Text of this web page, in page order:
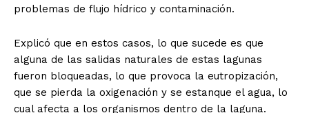
problemas de flujo hídrico y contaminación.
Explicó que en estos casos, lo que sucede es que
alguna de las salidas naturales de estas lagunas
fueron bloqueadas, lo que provoca la eutropización,
que se pierda la oxigenación y se estanque el agua, lo
cual afecta a los organismos dentro de la laguna.